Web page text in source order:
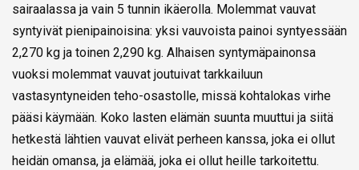
sairaalassa ja vain 5 tunnin ikäerolla. Molemmat vauvat
syntyivät pienipainoisina: yksi vauvoista painoi syntyessään
2,270 kg ja toinen 2,290 kg. Alhaisen syntymäpainonsa
vuoksi molemmat vauvat joutuivat tarkkailuun
vastasyntyneiden teho-osastolle, missä kohtalokas virhe
pääsi käymään. Koko lasten elämän suunta muuttui ja siitä
hetkestä lähtien vauvat elivät perheen kanssa, joka ei ollut
heidän omansa, ja elämää, joka ei ollut heille tarkoitettu.